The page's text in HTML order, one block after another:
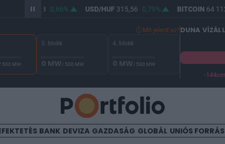
364,13 0,66% USD/HUF315,56 0,79% BITCOIN64
Mit jelent ez?
/ 500 MW
3. blokk
0 MW/ 500 MW
4. blokk
0 MW/ 500 MW
DUNA
-144cm
BANK DEVIZA GAZDASÁG GLOBÁL UNIÓS